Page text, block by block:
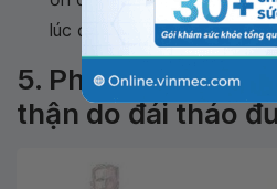
lúc đói và < 10mmol/l sau
5. Phòng ngừa
thận do đái tháo